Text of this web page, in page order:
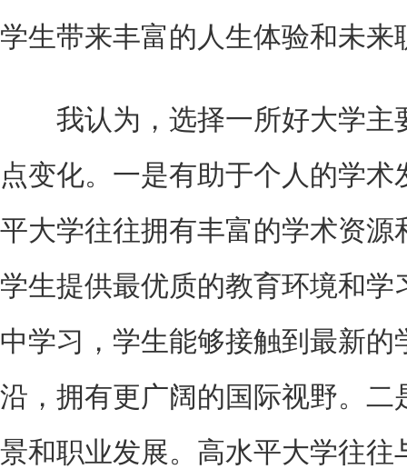
学生带来丰富的人生体验和未来
我认为，选择一所好大学主
点变化。一是有助于个人的学
平大学往往拥有丰富的学术资源
学生提供最优质的教育环境和学
中学习，学生能够接触到最新的
沿，拥有更广阔的国际视野。二
景和职业发展。高水平大学往往